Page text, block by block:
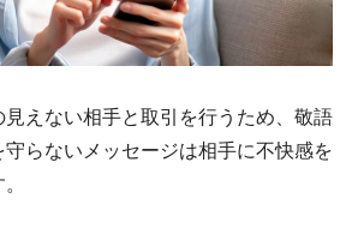
見えない相手と取引を行うため、敬語
らないメッセージは相手に不快感を